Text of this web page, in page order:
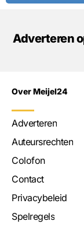
Adverteren
Over Meijel24
Adverteren
Auteursrechten
Colofon
Contact
Privacybeleid
Spelregels